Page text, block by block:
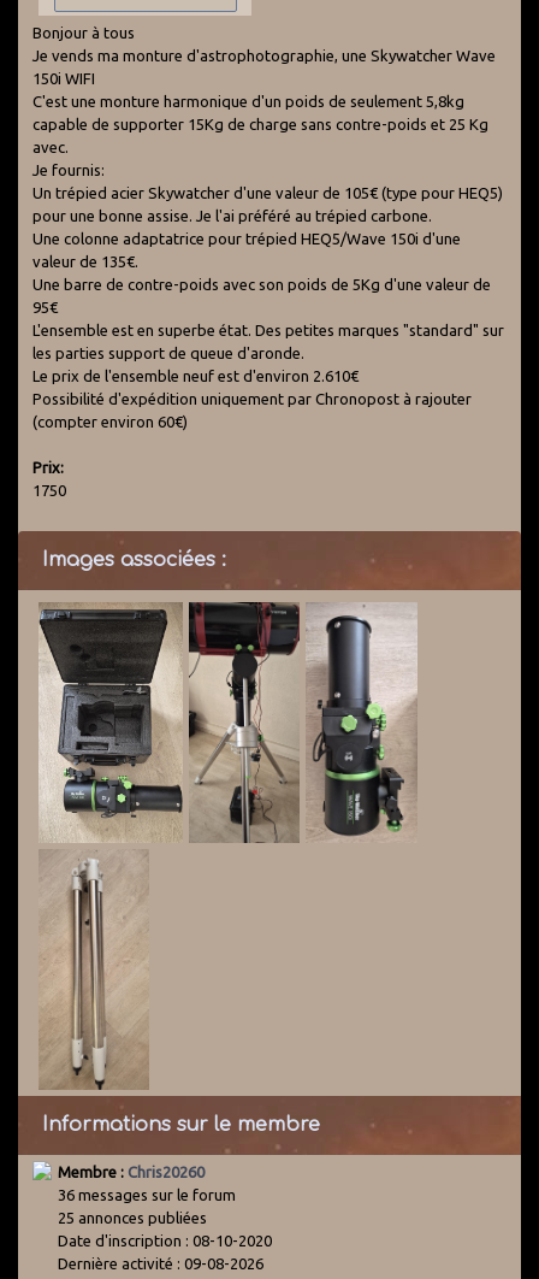
Bonjour à tous
Je vends ma monture d'astrophotographie, une Skywatcher Wave
150i WIFI
C'est une monture harmonique d'un poids de seulement 5,8kg
capable de supporter 15Kg de charge sans contre-poids et 25 Kg
avec.
Je fournis:
Un trépied acier Skywatcher d'une valeur de 105€ (type pour HEQ5)
pour une bonne assise. Je l'ai préféré au trépied carbone.
Une colonne adaptatrice pour trépied HEQ5/Wave 150i d'une
valeur de 135€.
Une barre de contre-poids avec son poids de 5Kg d'une valeur de
95€
L'ensemble est en superbe état. Des petites marques "standard" sur
les parties support de queue d'aronde.
Le prix de l'ensemble neuf est d'environ 2.610€
Possibilité d'expédition uniquement par Chronopost à rajouter
(compter environ 60€)
Prix:
1750
Images associées :
Informations sur le membre
Membre : Chris20260
36 messages sur le forum
25 annonces publiées
Date d'inscription : 08-10-2020
Dernière activité : 09-08-2026